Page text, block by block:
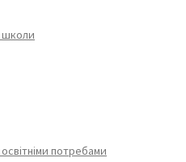
школи
потребами